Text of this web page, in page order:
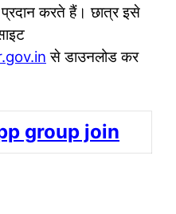
प्रदान करते हैं। छात्र इसे
से डाउनलोड कर
group join